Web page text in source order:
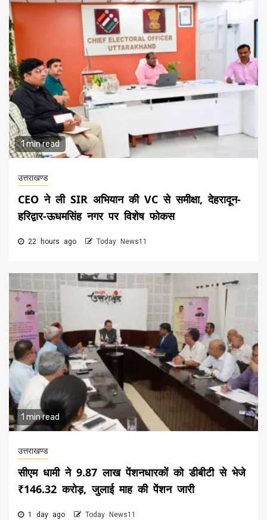
1 min read
उत्तराखण्ड
CEO ने ली SIR अभियान की VC से समीक्षा, देहरादून-
हरिद्वार-ऊधमसिंह नगर पर विशेष फोकस
22 hours ago Today News11
1 min read
उत्तराखण्ड
सीएम धामी ने 9.87 लाख पेंशनधारकों को डीबीटी से भेजे
₹146.32 करोड़, जुलाई माह की पेंशन जारी
1 day ago Today News11